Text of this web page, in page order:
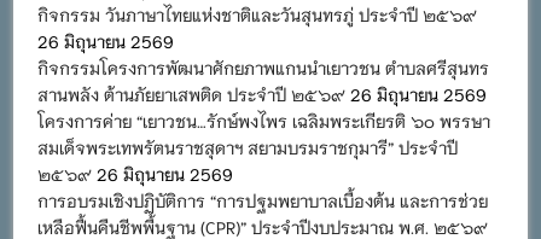
กิจกรรม วันภาษาไทยแห่งชาติและวันสุนทรภู่ ประจำปี ๒๕๖๙
26 มิถุนายน 2569
กิจกรรมโครงการพัฒนาศักยภาพแกนนำเยาวชน ตำบลศรีสุนทร
สานพลัง ต้านภัยยาเสพติด ประจำปี ๒๕๖๙ 26 มิถุนายน 2569
โครงการค่าย “เยาวชน…รักษ์พงไพร เฉลิมพระเกียรติ ๖๐ พรรษา
สมเด็จพระเทพรัตนราชสุดาฯ สยามบรมราชกุมารี” ประจำปี
๒๕๖๙ 26 มิถุนายน 2569
การอบรมเชิงปฏิบัติการ “การปฐมพยาบาลเบื้องต้น และการช่วย
เหลือฟื้นคืนชีพพื้นฐาน (CPR)” ประจำปีงบประมาณ พ.ศ. ๒๕๖๙